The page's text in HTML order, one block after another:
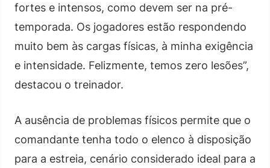
fortes e intensos, como devem ser na pré-
temporada. Os jogadores estão respondendo
muito bem às cargas físicas, à minha exigência
e intensidade. Felizmente, temos zero lesões”,
destacou o treinador.
A ausência de problemas físicos permite que o
comandante tenha todo o elenco à disposição
para a estreia, cenário considerado ideal para a